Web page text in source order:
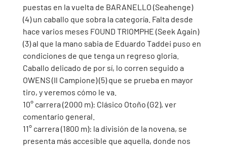
puestas en la vuelta de BARANELLO (Seahenge)
(4) un caballo que sobra la categoría. Falta desde
hace varios meses FOUND TRIOMPHE (Seek Again)
(3) al que la mano sabia de Eduardo Taddei puso en
condiciones de que tenga un regreso gloria.
Caballo delicado de por sí, lo corren seguido a
OWENS (Il Campione) (5) que se prueba en mayor
tiro, y veremos cómo le va.
10° carrera (2000 m): Clásico Otoño (G2), ver
comentario general.
11° carrera (1800 m): la división de la novena, se
presenta más accesible que aquella, donde nos